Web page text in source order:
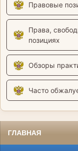
Правовые
Права,
позициях
Обзоры
Часто
ГЛАВНАЯ